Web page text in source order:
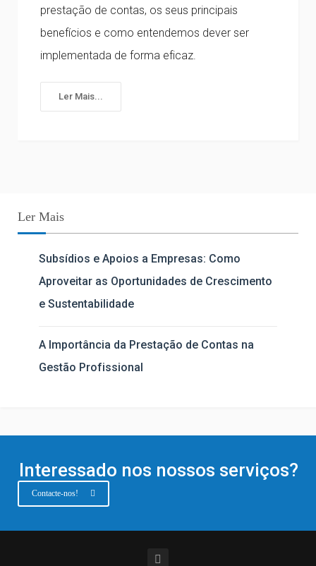
prestação de contas, os seus principais
benefícios e como entendemos dever ser
implementada de forma eficaz.
Ler Mais...
Ler Mais
Subsídios e Apoios a Empresas: Como
Aproveitar as Oportunidades de Crescimento
e Sustentabilidade
A Importância da Prestação de Contas na
Gestão Profissional
Interessado nos nossos serviços?
Contacte-nos!